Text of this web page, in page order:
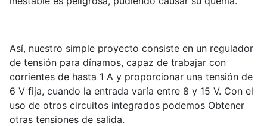
Así, nuestro simple proyecto consiste en un regulador
de tensión para dínamos, capaz de trabajar con
corrientes de hasta 1 A y proporcionar una tensión de
6 V fija, cuando la entrada varía entre 8 y 15 V. Con el
uso de otros circuitos integrados podemos Obtener
otras tensiones de salida.